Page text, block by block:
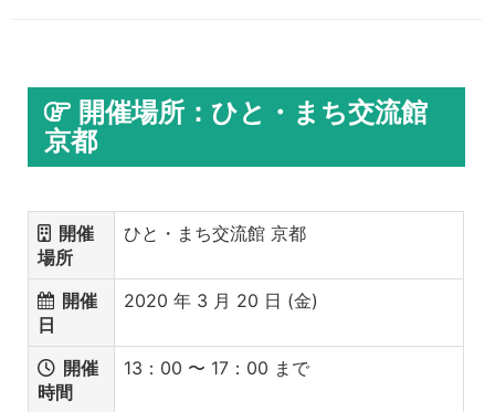
開催場所：ひと・まち交流館
京都
開催
場所
ひと・まち交流館 京都
開催
日
2020 年 3 月 20 日 (金)
開催
時間
13：00 〜 17：00 まで